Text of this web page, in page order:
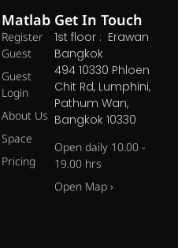
Matlab
Register
Guest
Guest
Login
About Us
Space
Pricing
Get In Touch
1st floor : Erawan
Bangkok
494 10330 Phloen
Chit Rd, Lumphini,
Pathum Wan,
Bangkok 10330
Open daily 10.00 -
19.00 hrs
Open Map ›